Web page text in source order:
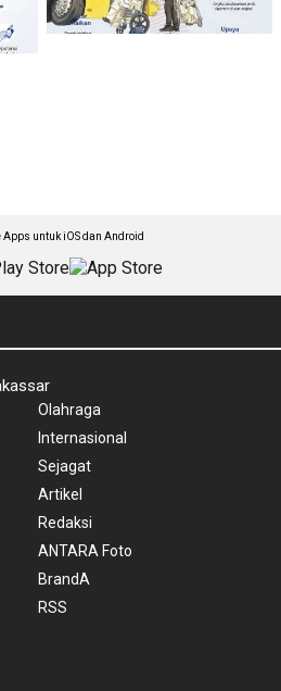
Apps untuk iOS dan Android
Olahraga
Internasional
Sejagat
Artikel
Redaksi
ANTARA Foto
BrandA
RSS